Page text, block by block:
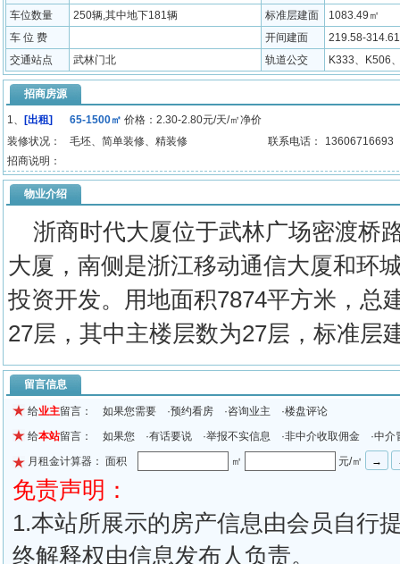
车位数量
250辆,其中地下181辆 标准层建面
1083.49㎡
车 位 费
开间建面
219.58-
交通站点
武林门北 轨道公交 K333、K506
招商房源
1、 [出租] 65-1500㎡ 价格：2.30-2.80元/天/㎡净价
装修状况：
毛坯、简单装修、精装修 联系电话：
13606716693
招商说明：
物业介绍
浙商时代大厦位于武林广场密渡桥
大厦，南侧是浙江移动通信大厦和环
投资开发。用地面积7874平方米，总
27层，其中主楼层数为27层，标准层
留言信息
给业主留言： 如果您需要 ·预约看房 ·咨询业主 ·楼盘评论
给本站留言： 如果您 ·有话要说 ·举报不实信息 ·非中介收取佣金 ·中介
月租金计算器： 面积
㎡ 元/㎡
免责声明：
1.本站所展示的房产信息由会员自行
终解释权由信息发布人负责。